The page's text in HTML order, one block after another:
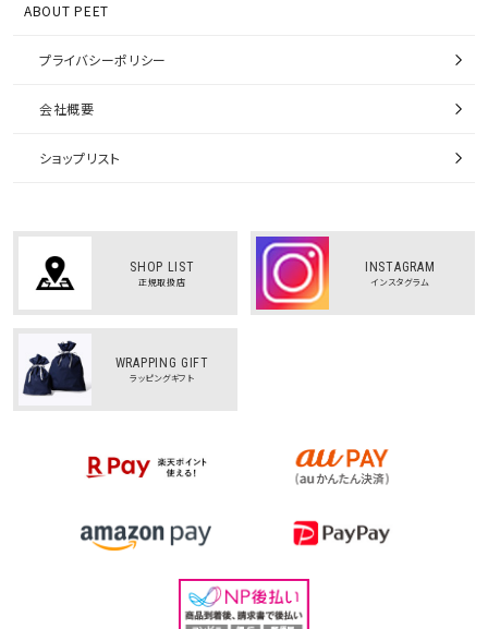
ABOUT PEET
プライバシーポリシー
会社概要
ショップリスト
SHOP LIST
正規取扱店
INSTAGRAM
インスタグラム
WRAPPING GIFT
ラッピングギフト